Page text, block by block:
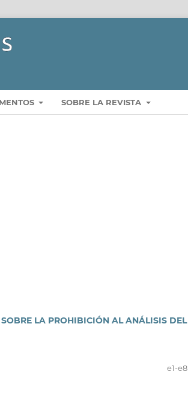
SOBRE LA REVISTA
LA PROHIBICIÓN AL ANÁLISIS DEL
e1-e8